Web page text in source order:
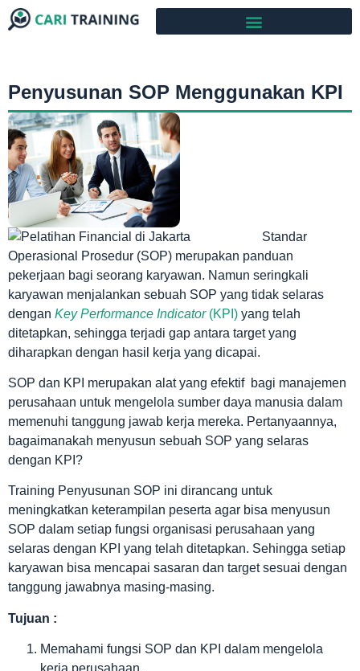
Penyusunan SOP Menggunakan KPI
Standar
Operasional Prosedur (SOP) merupakan panduan
pekerjaan bagi seorang karyawan. Namun seringkali
karyawan menjalankan sebuah SOP yang tidak selaras
dengan Key Performance Indicator(KPI) yang telah
ditetapkan, sehingga terjadi gap antara target yang
diharapkan dengan hasil kerja yang dicapai.
SOP dan KPI merupakan alat yang efektif bagi manajemen
perusahaan untuk mengelola sumber daya manusia dalam
memenuhi tanggung jawab kerja mereka. Pertanyaannya,
bagaimanakah menyusun sebuah SOP yang selaras
dengan KPI?
Training Penyusunan SOP ini dirancang untuk
meningkatkan keterampilan peserta agar bisa menyusun
SOP dalam setiap fungsi organisasi perusahaan yang
selaras dengan KPI yang telah ditetapkan. Sehingga setiap
karyawan bisa mencapai sasaran dan target sesuai dengan
tanggung jawabnya masing-masing.
Tujuan :
Memahami fungsi SOP dan KPI dalam mengelola